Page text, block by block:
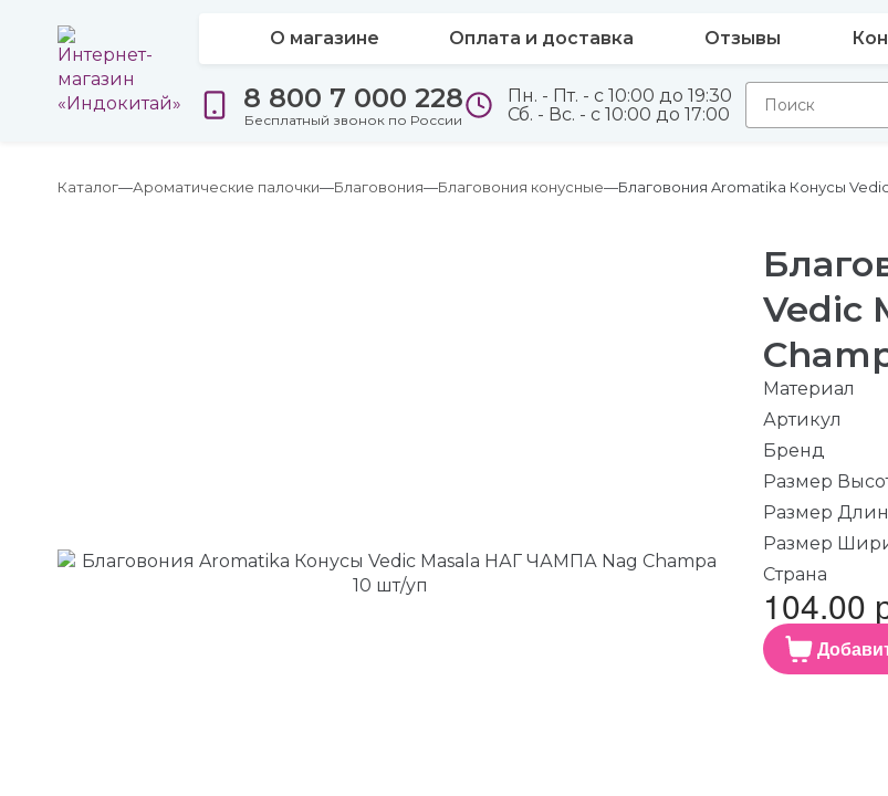
О магазине Оплата и доставка Отзывы
8 800 7 000 228
Бесплатный звонок по России
Пн. - Пт. - с 10:00 до 19:30
Сб. - Вс. - с 10:00 до 17:00
Каталог Ароматические палочки Благовония Благовония конусные Благовония Aromatika Конусы
Vedic
Материал
Артикул
Бренд
Размер
Размер
Размер
Страна
104.00